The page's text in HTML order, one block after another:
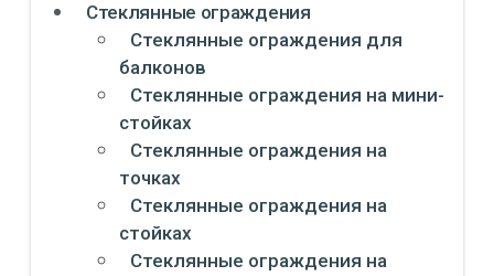
Стеклянные ограждения
Стеклянные ограждения для
балконов
Стеклянные ограждения на мини-
стойках
Стеклянные ограждения на
точках
Стеклянные ограждения на
стойках
Стеклянные ограждения на